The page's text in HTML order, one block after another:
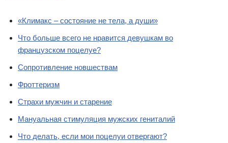
«Климакс – состояние не тела, а души»
Что больше всего не нравится девушкам во
французском поцелуе?
Сопротивление новшествам
Фроттеризм
Страхи мужчин и старение
Мануальная стимуляция мужских гениталий
Что делать, если мои поцелуи отвергают?